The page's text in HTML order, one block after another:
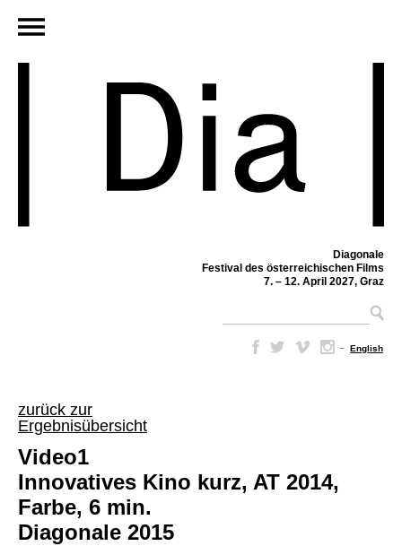
Diagonale
Festival des österreichischen Films
7. – 12. April 2027, Graz
– English
zurück zur
Ergebnisübersicht
Video1
Innovatives Kino kurz, AT 2014,
Farbe, 6 min.
Diagonale 2015